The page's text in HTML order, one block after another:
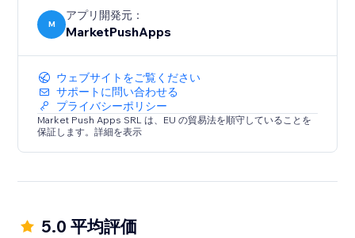
M
アプリ開発元：
MarketPushApps
ウェブサイトをご覧ください
サポートに問い合わせる
プライバシーポリシー
Market Push Apps SRL は、EU の貿易法を順守していることを
保証します。詳細を表示
5.0 平均評価